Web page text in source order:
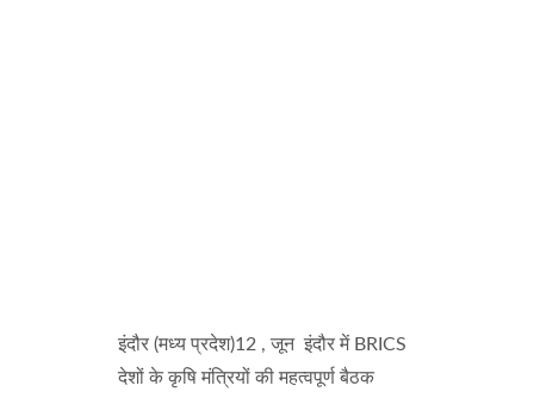
इंदौर (मध्य प्रदेश)12 , जून इंदौर में BRICS
देशों के कृषि मंत्रियों की महत्वपूर्ण बैठक